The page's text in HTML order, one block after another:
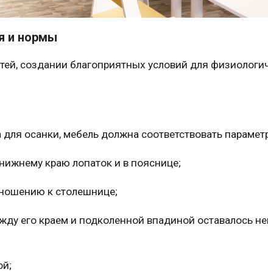
и нормы
создании благоприятных условий для
осанки, мебель должна соответствовать
краю лопаток и в пояснице;
к столешнице;
его краем и подколенной впадиной оставалось